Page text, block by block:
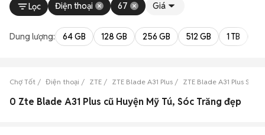
Lọc Điện thoại 67 Giá
Dung lượng: 64 GB 128 GB 256 GB 512 GB 1 TB
Chợ Tốt Điện thoại ZTE ZTE Blade A31 Plus ZTE Blade A31 Plus Sóc
0 Zte Blade A31 Plus cũ Huyện Mỹ Tú, Sóc Trăng đẹp